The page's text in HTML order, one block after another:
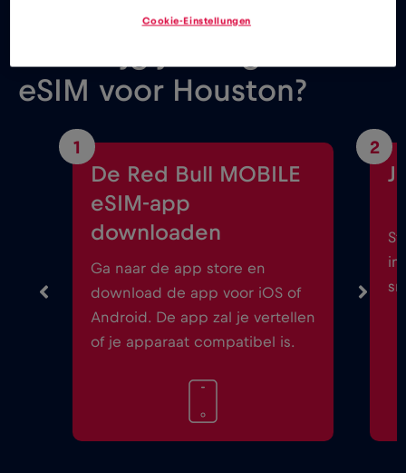
eSIM voor Houston?
1
De Red Bull MOBILE
eSIM-app
downloaden
Ga naar de app store en
download de app voor iOS of
Android. De app zal je vertellen
of je apparaat compatibel is.
2
Cookie-Einstellungen